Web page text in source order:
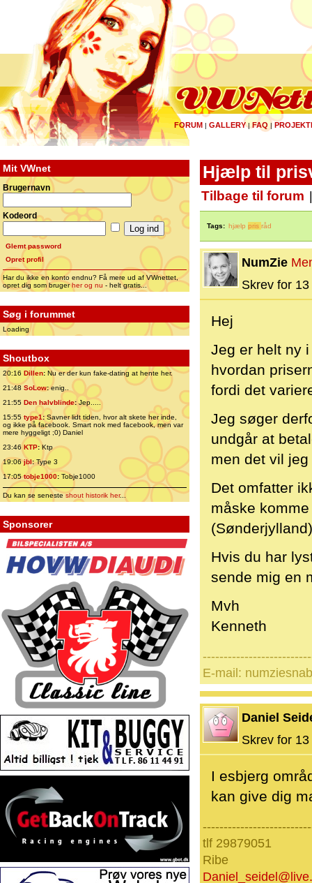
FORUM | GALLERY|FAQ |
Mit VWnet
Brugernavn
Kodeord
Glemt password
Opret profil
Har du ikke en konto endnu? Få mere ud af VWnettet,
opret dig som brugerher og nu - helt gratis...
Søg i forummet
Loading
Shoutbox
20:16 Dillen: Nu er der kun fake-dating at hente her.
21:48 SoLow:enig..
21:55 Den halvblinde:Jep.....
15:55 type1:Savner lidt tiden, hvor alt skete her inde,
og ikke på facebook. Smart nok med facebook, men var
mere hyggeligt ;0) Daniel
23:46 KTP:Ktp
19:06jbl:Type 3
17:05tobje1000: Tobje1000
Du kan se senesteshout historik her...
Sponsorer
Hjælp til
Tilbage til forum
Tags: hjælp pris råd
NumZie
Skrev for
Hej
Jeg er helt ny
hvordan
fordi det
Jeg søger
undgår at
men det vil
Det omfatter
måske
Hvis du har
sende mig en
Mvh
Kenneth
E-mail:
Daniel
Skrev for
I esbjerg
kan give dig
tlf 29879051
Ribe